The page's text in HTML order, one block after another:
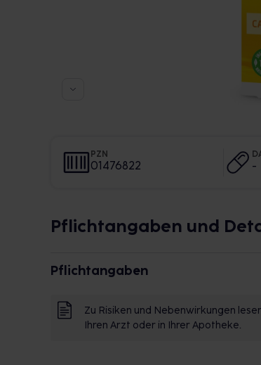
PZN
01476822 -
Pflichtangaben und
Pflichtangaben
Zu Risiken und Nebenwirkungen
Ihren Arzt oder in Ihrer Apotheke.